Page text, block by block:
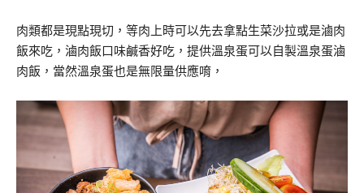
肉類都是現點現切，等肉上時可以先去拿點生菜沙拉或是滷肉
飯來吃，滷肉飯口味鹹香好吃，提供溫泉蛋可以自製溫泉蛋滷
肉飯，當然溫泉蛋也是無限量供應唷，